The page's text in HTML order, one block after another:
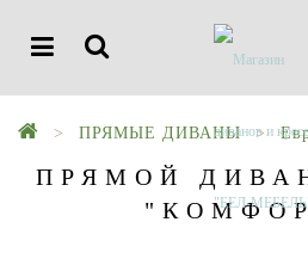
ПРЯМЫЕ ДИВАНЫ
ПРЯМОЙ